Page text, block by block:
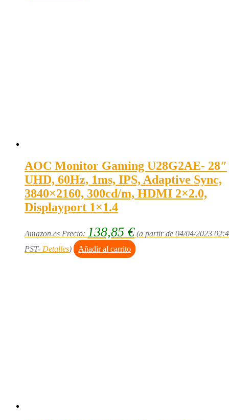
AOC Monitor Gaming U28G2AE- 28″
UHD, 60Hz, 1ms, IPS, Adaptive Sync,
3840×2160, 300cd/m, HDMI 2×2.0,
Displayport 1×1.4
Amazon.es Precio: 138,85 € (a partir de 04/04/2023
PST- Detalles) Añadir al carrito